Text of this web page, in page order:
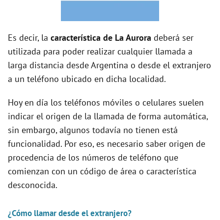
d
e
Es decir, la característica de La Aurora deberá ser
utilizada para poder realizar cualquier llamada a
larga distancia desde Argentina o desde el extranjero
a un teléfono ubicado en dicha localidad.
Hoy en día los teléfonos móviles o celulares suelen
indicar el origen de la llamada de forma automática,
sin embargo, algunos todavía no tienen está
funcionalidad. Por eso, es necesario saber origen de
procedencia de los números de teléfono que
comienzan con un código de área o característica
desconocida.
¿Cómo llamar desde el extranjero?